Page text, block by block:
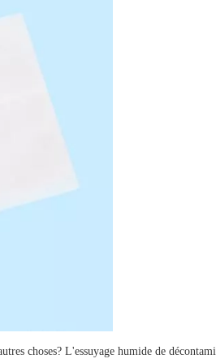
choses? L'essuyage humide de